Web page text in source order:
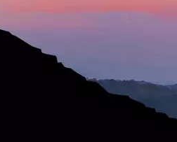
и
TiO₂ позволяют
средств, такие
эти загрязняющие
к фарам, окнам и